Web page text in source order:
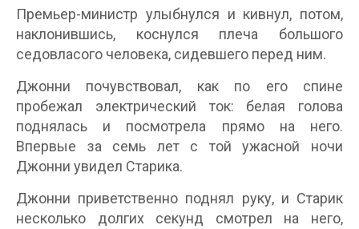
Премьер-министр улыбнулся и кивнул, потом,
наклонившись, коснулся плеча большого
седовласого человека, сидевшего перед ним.
Джонни почувствовал, как по его спине
пробежал электрический ток: белая голова
поднялась и посмотрела прямо на него.
Впервые за семь лет с той ужасной ночи
Джонни увидел Старика.
Джонни приветственно поднял руку, и Старик
несколько долгих секунд смотрел на него,